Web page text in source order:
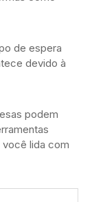
de espera
devido à
podem
lida com